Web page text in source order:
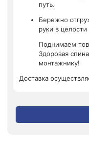
путь.
Бережно
руки в
Поднимаем
Здоровая
монтажнику!
Доставка